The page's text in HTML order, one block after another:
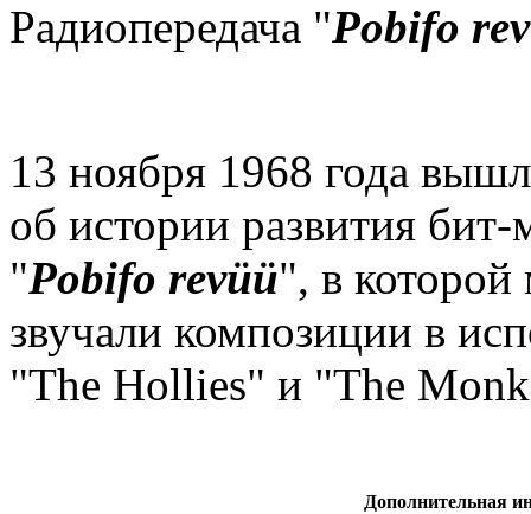
Радиопередача "Pobifo
13 ноября 1968 года
об истории развития
"Pobifo revüü", в
звучали композиции в
"The Hollies" и "The
Дополнительная